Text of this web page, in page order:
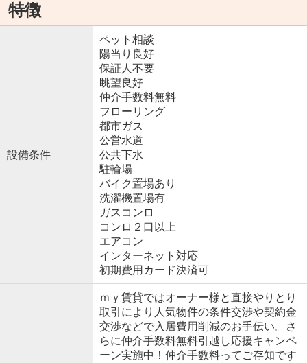
特徴
設備条件
ペット相談
陽当り良好
保証人不要
眺望良好
仲介手数料無料
フローリング
都市ガス
公営水道
公共下水
駐輪場
バイク置場あり
洗濯機置場有
ガスコンロ
コンロ２口以上
エアコン
インターネット対応
初期費用カード決済可
ｍｙ賃貸ではオーナー様と直接やりとり
取引により人気物件の条件交渉や契約金
交渉などで入居費用削減のお手伝い。さ
らに仲介手数料無料引越し応援キャンペ
ーン実施中！仲介手数料ってご存知です